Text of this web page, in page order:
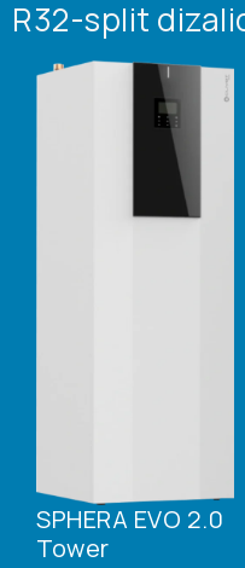
R32-split
SPHERA EVO 2.0
Tower